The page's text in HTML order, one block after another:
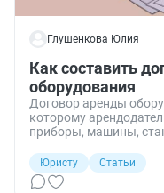
Глушенкова Юлия
Как составить
оборудования
Договор аренды
которому
приборы, машины,
Юристу
Статьи